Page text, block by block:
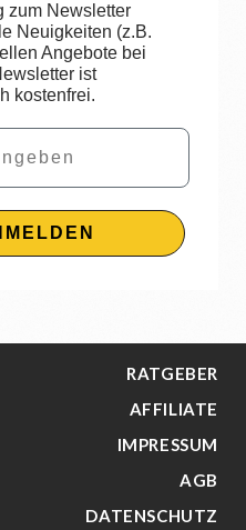
zum Newsletter
Neuigkeiten (z.B.
Angebote bei
ist
kostenfrei.
RATGEBER
AFFILIATE
IMPRESSUM
AGB
DATENSCHUTZ